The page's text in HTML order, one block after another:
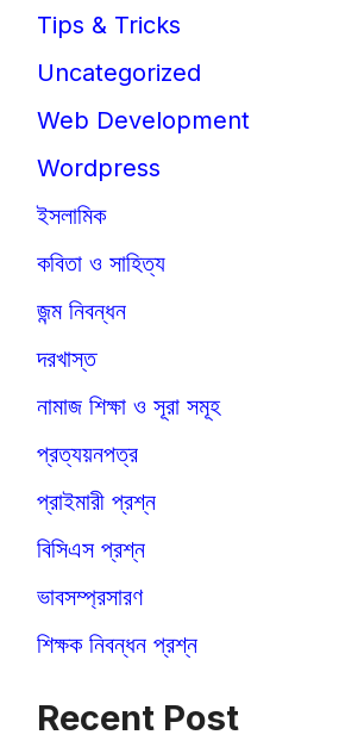
Tips & Tricks
Uncategorized
Web Development
Wordpress
ইসলামিক
কবিতা ও সাহিত্য
জন্ম নিবন্ধন
দরখাস্ত
নামাজ শিক্ষা ও সূরা সমূহ
প্রত্যয়নপত্র
প্রাইমারী প্রশ্ন
বিসিএস প্রশ্ন
ভাবসম্প্রসারণ
শিক্ষক নিবন্ধন প্রশ্ন
Recent Post